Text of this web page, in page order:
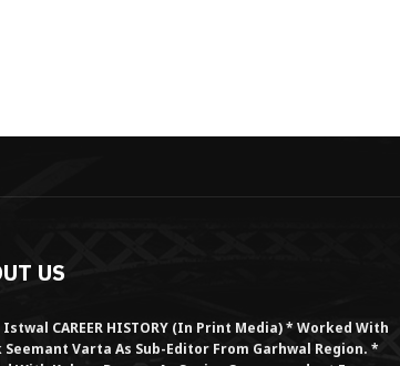
US
CAREER HISTORY (in Print Media) * Worked With
Seemant Varta As Sub-Editor From Garhwal Region. *